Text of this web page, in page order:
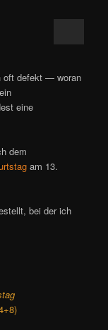
oft defekt — woran
eine
dem
am 13.
bei der ich